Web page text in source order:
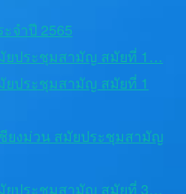
จำปี 2565
ยประชุมสามัญ สมัยที่ 1…
ยประชุมสามัญ สมัยที่ 1
ยงม่วน สมัยประชุมสามัญ
ยประชุมสามัญ สมัยที่ 3…